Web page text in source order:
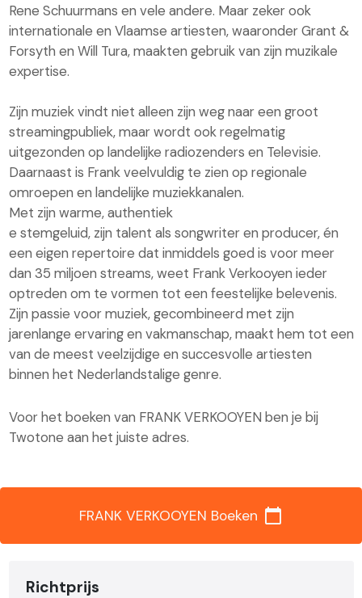
Rene Schuurmans en vele andere. Maar zeker ook
internationale en Vlaamse artiesten, waaronder Grant &
Forsyth en Will Tura, maakten gebruik van zijn muzikale
expertise.
Zijn muziek vindt niet alleen zijn weg naar een groot
streamingpubliek, maar wordt ook regelmatig
uitgezonden op landelijke radiozenders en Televisie.
Daarnaast is Frank veelvuldig te zien op regionale
omroepen en landelijke muziekkanalen.
Met zijn warme, authentiek
e stemgeluid, zijn talent als songwriter en producer, én
een eigen repertoire dat inmiddels goed is voor meer
dan 35 miljoen streams, weet Frank Verkooyen ieder
optreden om te vormen tot een feestelijke belevenis.
Zijn passie voor muziek, gecombineerd met zijn
jarenlange ervaring en vakmanschap, maakt hem tot een
van de meest veelzijdige en succesvolle artiesten
binnen het Nederlandstalige genre.
Voor het boeken van FRANK VERKOOYEN ben je bij
Twotone aan het juiste adres.
FRANK VERKOOYEN Boeken calendar_today
Richtprijs